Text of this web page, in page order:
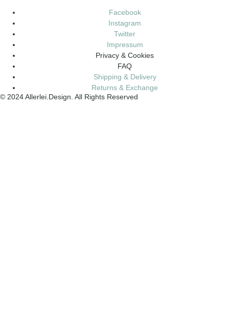
Facebook
Instagram
Twitter
Impressum
Privacy & Cookies
FAQ
Shipping & Delivery
Returns & Exchange
© 2024 Allerlei.Design. All Rights Reserved